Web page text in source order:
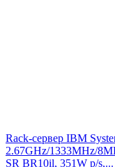
Rack-сервер IBM
2.67GHz/1333MHz/
SR BR10il, 351W p/s,...